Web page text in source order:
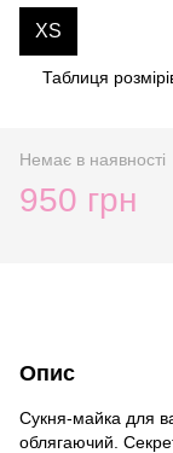
XS
Таблиця
Немає в наявності
950 грн
Опис
Сукня-майка для
облягаючий.